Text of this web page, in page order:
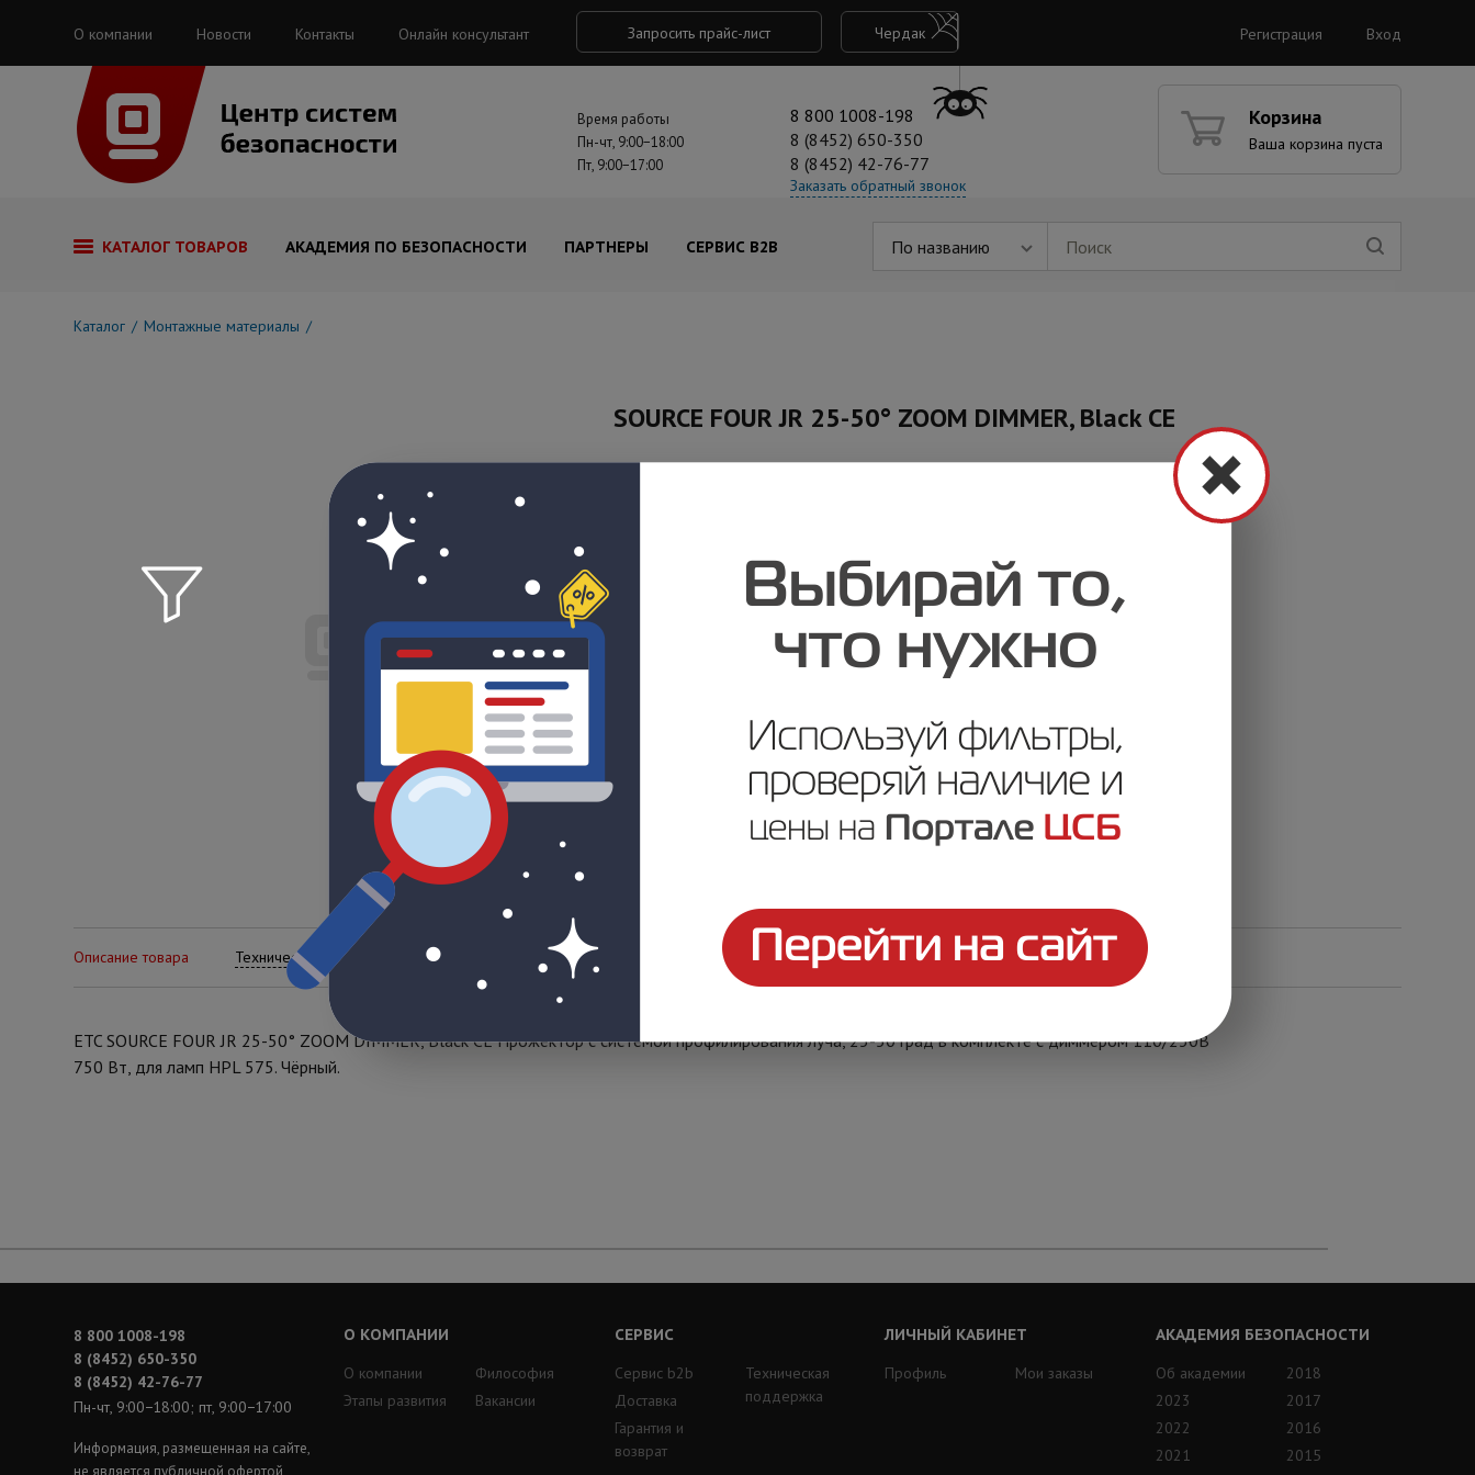
О компании Новости Контакты Онлайн консультант Запросить прайс-лист Чердак Регистрация Вход
Время работы
Пн-чт, 9:00−18:00
Пт, 9:00−17:00
8 800 1008-198
8 (8452) 650-350
8 (8452) 42-76-77
Заказать обратный звонок
Корзина
Ваша корзина пуста
КАТАЛОГ ТОВАРОВ АКАДЕМИЯ ПО БЕЗОПАСНОСТИ ПАРТНЕРЫ СЕРВИС B2B По названию
Каталог Монтажные материалы
SOURCE FOUR JR 25-50° ZOOM DIMMER, Black CE
Описание товара Технические характеристики
ETC SOURCE FOUR JR 25-50° ZOOM DIMMER, Black CE Прожектор с системой профилирования луча, 25-50 град в комплекте с диммером 110/230В
750 Вт, для ламп HPL 575. Чёрный.
8 800 1008-198
8 (8452) 650-350
8 (8452) 42-76-77
Пн-чт, 9:00−18:00; пт, 9:00−17:00
Информация, размещенная на сайте,
не является публичной офертой
О КОМПАНИИ
О компании
Этапы развития
Философия
Вакансии
СЕРВИС
Сервис b2b
Доставка
Гарантия и
возврат
Техническая
поддержка
ЛИЧНЫЙ КАБИНЕТ
Профиль
Мои заказы
АКАДЕМИЯ БЕЗОПАСНОСТИ
Об академии
2023
2022
2021
2018
2017
2016
2015